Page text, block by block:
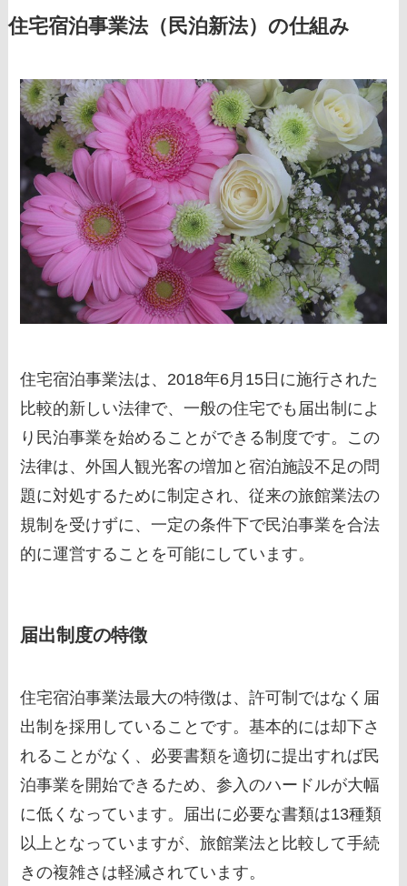
住宅宿泊事業法（民泊新法）の仕組み
住宅宿泊事業法は、2018年6月15日に施行された
比較的新しい法律で、一般の住宅でも届出制によ
り民泊事業を始めることができる制度です。この
法律は、外国人観光客の増加と宿泊施設不足の問
題に対処するために制定され、従来の旅館業法の
規制を受けずに、一定の条件下で民泊事業を合法
的に運営することを可能にしています。
届出制度の特徴
住宅宿泊事業法最大の特徴は、許可制ではなく届
出制を採用していることです。基本的には却下さ
れることがなく、必要書類を適切に提出すれば民
泊事業を開始できるため、参入のハードルが大幅
に低くなっています。届出に必要な書類は13種類
以上となっていますが、旅館業法と比較して手続
きの複雑さは軽減されています。